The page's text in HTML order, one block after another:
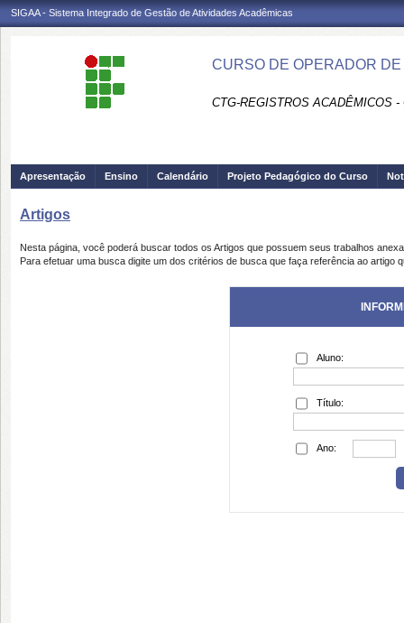
SIGAA - Sistema Integrado de Gestão de Atividades Acadêmicas
CURSO DE OPERADOR
CTG-REGISTROS ACADÊMICOS -
Apresentação Ensino Calendário Projeto Pedagógico do Curso
Artigos
Nesta página, você poderá buscar todos os Artigos que possuem seus trabalhos
Para efetuar uma busca digite um dos critérios de busca que faça referência ao artigo
Aluno:
Título:
Ano: